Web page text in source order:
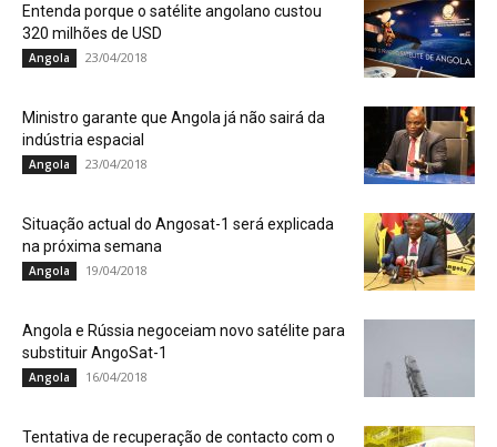
Entenda porque o satélite angolano custou
320 milhões de USD
Angola 23/04/2018
Ministro garante que Angola já não sairá da
indústria espacial
Angola 23/04/2018
Situação actual do Angosat-1 será explicada
na próxima semana
Angola 19/04/2018
Angola e Rússia negoceiam novo satélite para
substituir AngoSat-1
Angola 16/04/2018
Tentativa de recuperação de contacto com o